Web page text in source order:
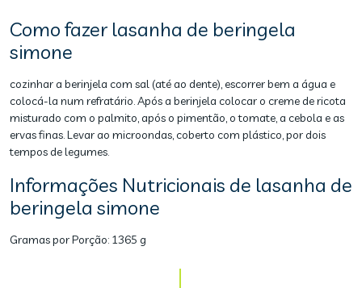
Como fazer lasanha de beringela
simone
cozinhar a berinjela com sal (até ao dente), escorrer bem a água e
colocá-la num refratário. Após a berinjela colocar o creme de ricota
misturado com o palmito, após o pimentão, o tomate, a cebola e as
ervas finas. Levar ao microondas, coberto com plástico, por dois
tempos de legumes.
Informações Nutricionais de lasanha de
beringela simone
Gramas por Porção: 1365 g